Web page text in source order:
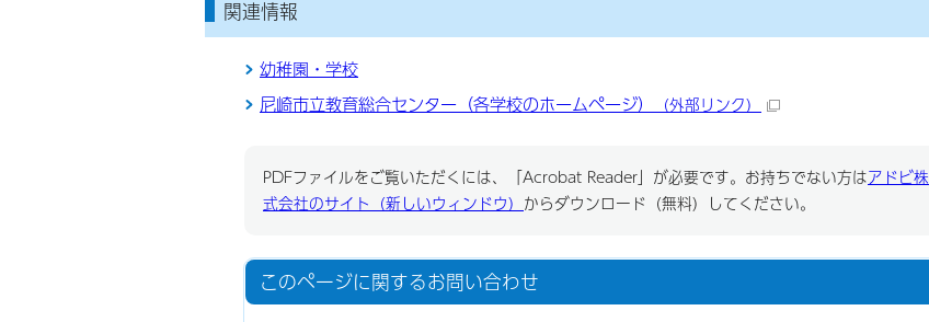
関連情報
幼稚園・学校
尼崎市立教育総合センター（各学校のホームページ）
（外部リンク）
PDFファイルをご覧いただくには、「Acrobat Reader」が必要です。お持ちでない方はアドビ株
式会社のサイト（新しいウィンドウ） からダウンロード（無料）してください。
このページに関するお問い合わせ